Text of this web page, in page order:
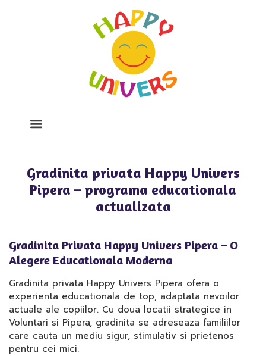
Gradinita privata Happy Univers
Pipera – programa educationala
actualizata
Gradinita Privata Happy Univers Pipera – O
Alegere Educationala Moderna
Gradinita privata Happy Univers Pipera ofera o
experienta educationala de top, adaptata nevoilor
actuale ale copiilor. Cu doua locatii strategice in
Voluntari si Pipera, gradinita se adreseaza familiilor
care cauta un mediu sigur, stimulativ si prietenos
pentru cei mici.